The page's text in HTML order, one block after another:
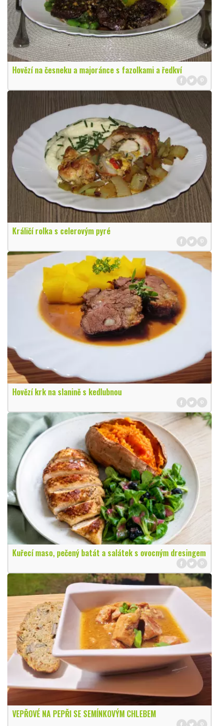
Hovězí na česneku a majoránce s fazolkami a ředkví
Králičí rolka s celerovým pyré
Hovězí krk na slanině s kedlubnou
Kuřecí maso, pečený batát a salátek s ovocným dresingem
VEPŘOVÉ NA PEPŘI SE SEMÍNKOVÝM CHLEBEM